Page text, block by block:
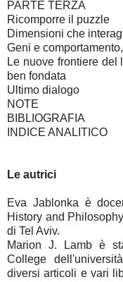
PARTE TERZA
Ricomporre il puzzle
Dimensioni che
Geni e
Le nuove frontiere del
ben fondata
Ultimo dialogo
NOTE
BIBLIOGRAFIA
INDICE ANALITICO
Le autrici
Eva Jablonka è
History and
di Tel Aviv.
Marion J. Lamb è
College
diversi articoli e vari